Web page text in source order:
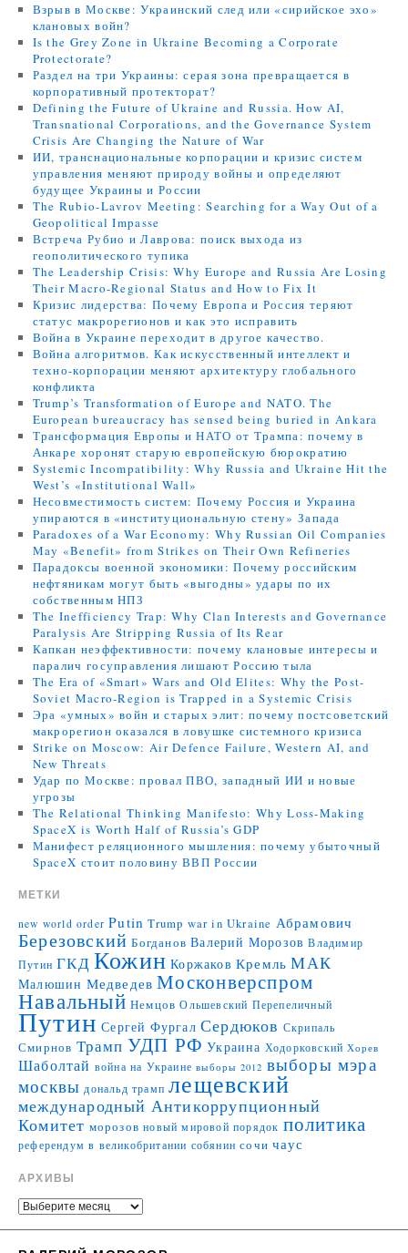
Взрыв в Москве: Украинский след или «сирийское эхо»
клановых войн?
Is the Grey Zone in Ukraine Becoming a Corporate
Protectorate?
Раздел на три Украины: серая зона превращается в
корпоративный протекторат?
Defining the Future of Ukraine and Russia. How AI,
Transnational Corporations, and the Governance System
Crisis Are Changing the Nature of War
ИИ, транснациональные корпорации и кризис систем
управления меняют природу войны и определяют
будущее Украины и России
The Rubio-Lavrov Meeting: Searching for a Way Out of a
Geopolitical Impasse
Встреча Рубио и Лаврова: поиск выхода из
геополитического тупика
The Leadership Crisis: Why Europe and Russia Are Losing
Their Macro-Regional Status and How to Fix It
Кризис лидерства: Почему Европа и Россия теряют
статус макрорегионов и как это исправить
Война в Украине переходит в другое качество.
Война алгоритмов. Как искусственный интеллект и
техно-корпорации меняют архитектуру глобального
конфликта
Trump’s Transformation of Europe and NATO. The
European bureaucracy has sensed being buried in Ankara
Трансформация Европы и НАТО от Трампа: почему в
Анкаре хоронят старую европейскую бюрократию
Systemic Incompatibility: Why Russia and Ukraine Hit the
West’s «Institutional Wall»
Несовместимость систем: Почему Россия и Украина
упираются в «институциональную стену» Запада
Paradoxes of a War Economy: Why Russian Oil Companies
May «Benefit» from Strikes on Their Own Refineries
Парадоксы военной экономики: Почему российским
нефтяникам могут быть «выгодны» удары по их
собственным НПЗ
The Inefficiency Trap: Why Clan Interests and Governance
Paralysis Are Stripping Russia of Its Rear
Капкан неэффективности: почему клановые интересы и
паралич госуправления лишают Россию тыла
The Era of «Smart» Wars and Old Elites: Why the Post-
Soviet Macro-Region is Trapped in a Systemic Crisis
Эра «умных» войн и старых элит: почему постсоветский
макрорегион оказался в ловушке системного кризиса
Strike on Moscow: Air Defence Failure, Western AI, and
New Threats
Удар по Москве: провал ПВО, западный ИИ и новые
угрозы
The Relational Thinking Manifesto: Why Loss-Making
SpaceX is Worth Half of Russia’s GDP
Манифест реляционного мышления: почему убыточный
SpaceX стоит половину ВВП России
МЕТКИ
new world order Putin Trump war in Ukraine Абрамович
Березовский Богданов Валерий Морозов Владимир
Путин ГКД Кожин Коржаков Кремль МАК
Малюшин Медведев Москонверспром
Навальный Немцов Ольшевский Перепеличный
Путин Сергей Фургал Сердюков Скрипаль
Смирнов Трамп УДП РФ Украина Ходорковский Хорев
Шаболтай война на Украине выборы 2012 выборы мэра
москвы дональд трамп лещевский
международный Антикоррупционный
Комитет морозов новый мировой порядок политика
референдум в великобритании собянин сочи чаус
АРХИВЫ